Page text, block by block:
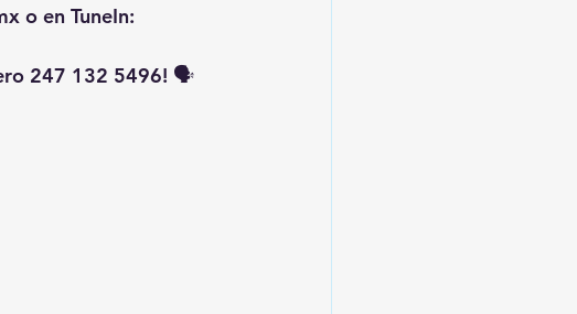
o en TuneIn:
247 132 5496! 🗣️